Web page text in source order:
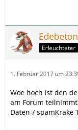
Edebeton
Erleuchteter
1. Februar 2017 um
Woe hoch ist den
am Forum
Daten-/ spamKrake